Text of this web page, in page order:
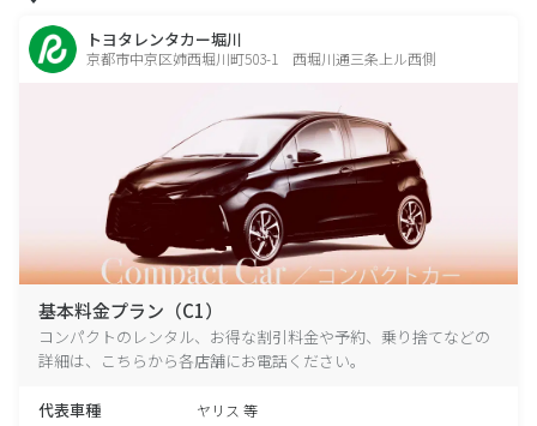
トヨタレンタカー堀川
京都市中京区姉西堀川町503-1 西堀川通三条上ル西側
基本料金プラン（C1）
コンパクトのレンタル、お得な割引料金や予約、乗り捨てなどの
詳細は、こちらから各店舗にお電話ください。
代表車種 ヤリス 等